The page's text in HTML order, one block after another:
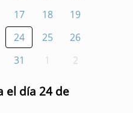
17 18
19
24 25
26
31 1 2
el día 24 de